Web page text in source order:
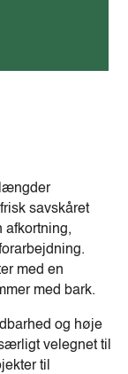
savskåret
med en
med bark.
og høje
velegnet til
til